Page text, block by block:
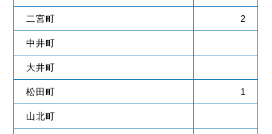
二宮町 2
中井町
大井町
松田町 1
山北町